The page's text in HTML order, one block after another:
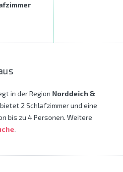
in der Region Norddeich &
2 Schlafzimmer und eine
bis zu 4 Personen. Weitere
.